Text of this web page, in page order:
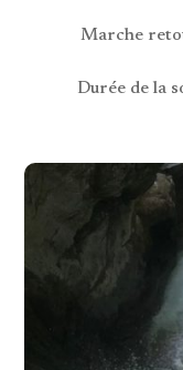
Marche
Durée de la